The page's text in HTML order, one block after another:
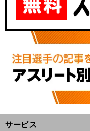
サービス